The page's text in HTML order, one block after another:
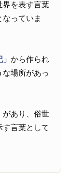
界を表す言葉
っていま
」から作られ
な場所があっ
があり、俗世
す言葉として